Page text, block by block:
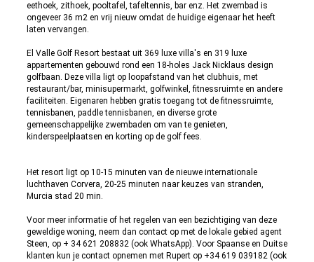
eethoek, zithoek, pooltafel, tafeltennis, bar enz. Het zwembad is
ongeveer 36 m2 en vrij nieuw omdat de huidige eigenaar het heeft
laten vervangen.
El Valle Golf Resort bestaat uit 369 luxe villa's en 319 luxe
appartementen gebouwd rond een 18-holes Jack Nicklaus design
golfbaan. Deze villa ligt op loopafstand van het clubhuis, met
restaurant/bar, minisupermarkt, golfwinkel, fitnessruimte en andere
faciliteiten. Eigenaren hebben gratis toegang tot de fitnessruimte,
tennisbanen, paddle tennisbanen, en diverse grote
gemeenschappelijke zwembaden om van te genieten,
kinderspeelplaatsen en korting op de golf fees.
Het resort ligt op 10-15 minuten van de nieuwe internationale
luchthaven Corvera, 20-25 minuten naar keuzes van stranden,
Murcia stad 20 min.
Voor meer informatie of het regelen van een bezichtiging van deze
geweldige woning, neem dan contact op met de lokale gebied agent
Steen, op + 34 621 208832 (ook WhatsApp). Voor Spaanse en Duitse
klanten kun je contact opnemen met Rupert op +34 619 039182 (ook